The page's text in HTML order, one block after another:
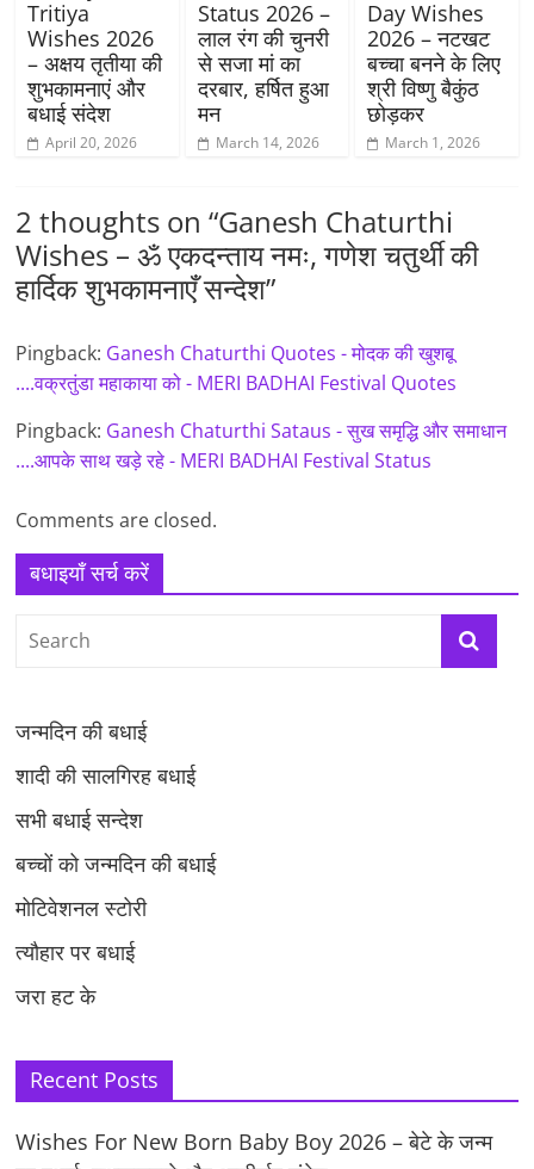
Tritiya
Wishes 2026
– अक्षय तृतीया की
शुभकामनाएं और
बधाई संदेश
April 20, 2026
Status 2026 –
लाल रंग की चुनरी
से सजा मां का
दरबार, हर्षित हुआ
मन
March 14, 2026
Day Wishes
2026 – नटखट
बच्चा बनने के लिए
श्री विष्णु बैकुंठ
छोड़कर
March 1, 2026
2 thoughts on “Ganesh Chaturthi
Wishes – ॐ एकदन्ताय नमः, गणेश चतुर्थी की
हार्दिक शुभकामनाएँ सन्देश”
Pingback: Ganesh Chaturthi Quotes - मोदक की खुशबू
....वक्रतुंडा महाकाया को - MERI BADHAI Festival Quotes
Pingback: Ganesh Chaturthi Sataus - सुख समृद्धि और समाधान
....आपके साथ खड़े रहे - MERI BADHAI Festival Status
Comments are closed.
बधाइयाँ सर्च करें
जन्मदिन की बधाई
शादी की सालगिरह बधाई
सभी बधाई सन्देश
बच्चों को जन्मदिन की बधाई
मोटिवेशनल स्टोरी
त्यौहार पर बधाई
जरा हट के
Recent Posts
Wishes For New Born Baby Boy 2026 – बेटे के जन्म